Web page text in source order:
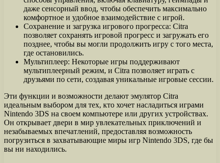
даже сенсорный ввод, чтобы обеспечить максимально
комфортное и удобное взаимодействие с игрой.
Сохранение и загрузка игрового прогресса: Citra
позволяет сохранять игровой прогресс и загружать его
позднее, чтобы вы могли продолжить игру с того места,
где остановились.
Мультиплеер: Некоторые игры поддерживают
мультиплеерный режим, и Citra позволяет играть с
друзьями по сети, создавая уникальные игровые сессии.
Эти функции и возможности делают эмулятор Citra
идеальным выбором для тех, кто хочет насладиться играми
Nintendo 3DS на своем компьютере или других устройствах.
Он открывает двери в мир увлекательных приключений и
незабываемых впечатлений, предоставляя возможность
погрузиться в захватывающие миры игр Nintendo 3DS, где бы
вы ни находились.